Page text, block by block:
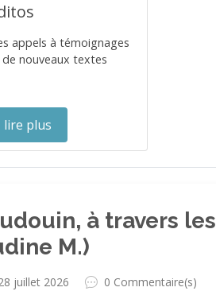
appels à témoignages
nouveaux textes
lire plus
à travers les
M.)
juillet 2026 0 Commentaire(s)